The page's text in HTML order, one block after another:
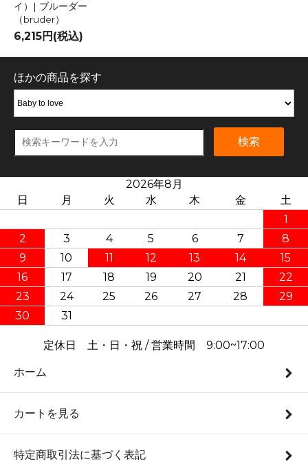
イ）| ブルーダー
（bruder）
6,215円(税込)
ほかの商品を探す
検索
2026年8月
日
月 火 水 木 金
土
1
2
3 4 5 6 7
8
9
10 11 12 13 14
15
16
17 18 19 20 21
22
23
24 25 26 27 28
29
30
31
定休日 土・日・祝 / 営業時間 9:00~17:00
ホーム
カートを見る
特定商取引法に基づく表記